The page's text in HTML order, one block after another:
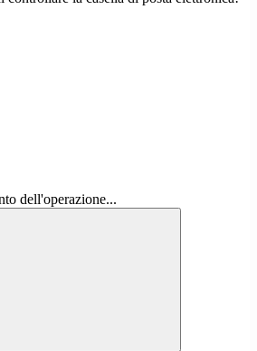
dell'operazione...